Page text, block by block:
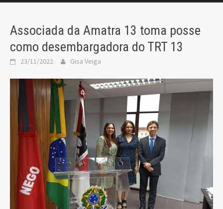
Associada da Amatra 13 toma posse
como desembargadora do TRT 13
23/11/2022 Gisa Veiga